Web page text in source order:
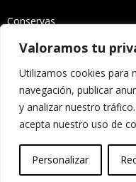
Valoramos tu
Utilizamos cookies para
navegación, publicar
y analizar nuestro
acepta nuestro uso de
Personalizar
Conservas
Dulces
Curados
Miel
Azafrán
Aviso legal-Política